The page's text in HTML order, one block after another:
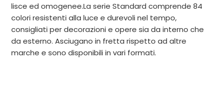
lisce ed omogenee.La serie Standard comprende 84
colori resistenti alla luce e durevoli nel tempo,
consigliati per decorazioni e opere sia da interno che
da esterno. Asciugano in fretta rispetto ad altre
marche e sono disponibili in vari formati.